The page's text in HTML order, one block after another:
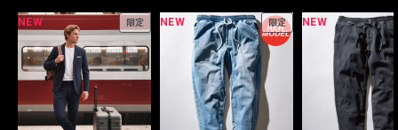
NEW 限定 NEW 限定 NEW